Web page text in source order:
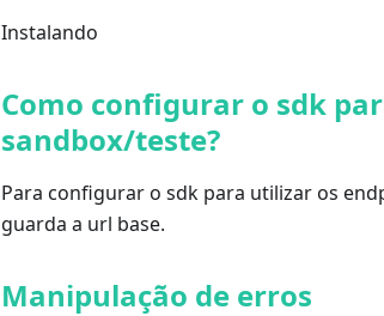
Instalando
Como configurar o sdk
sandbox/teste?
Para configurar o sdk para utilizar os
guarda a url base.
Manipulação de erros